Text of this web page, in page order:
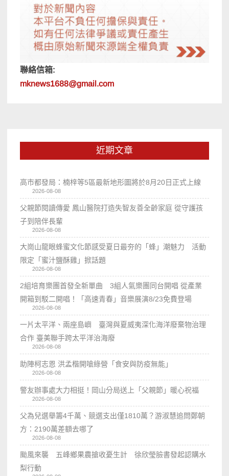
聯絡信箱:
mknews1688@gmail.com
近期文章
高市都發局：楠梓等5區最新地形圖將於8月20日正式上線
2026-08-08
父親節閱讀傳愛 鳳山醫院打造失智友善全齡家庭 從守護孩
子到陪伴長輩
2026-08-08
大崗山龍眼蜂蜜文化節感受夏日最夯的「蜂」潮魅力 活動
限定「蜜汁鹽酥雞」掀話題
2026-08-08
2組培育樂團首發全新單曲 3組人氣樂團同台開唱 從產業
開箱到駁二開唱！「高速青春」音樂展演8/23免費登場
2026-08-08
一片太平洋、兩座島嶼 臺灣與夏威夷深化海洋廢棄物治理
合作 臺美聯手跨太平洋治海廢
2026-08-08
助陣柯志恩 洪孟楷開嗆綠營「食安與防疫無能」
2026-08-08
警友辦事處大力相挺！岡山分局送上「父親節」暖心祝福
2026-08-08
父為兒選舉籌4千萬、競選支出僅1810萬？游淑慧追問鄭朝
方：2190萬差額去哪了
2026-08-08
颱風來襲 五峰鄉果農搶收憂生計 徐欣瑩臉書發起認購水
梨行動